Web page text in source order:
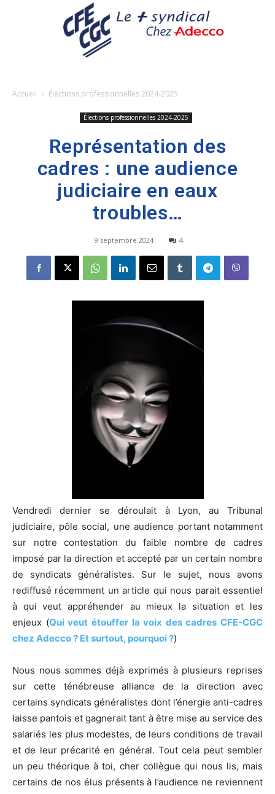
Accueil Élections professionnelles 2024-2025
Élections professionnelles 2024-2025
Représentation des
cadres : une audience
judiciaire en eaux
troubles…
9 septembre 2024 4
Vendredi dernier se déroulait à Lyon, au Tribunal
judiciaire, pôle social, une audience portant notamment
sur notre contestation du faible nombre de cadres
imposé par la direction et accepté par un certain nombre
de syndicats généralistes. Sur le sujet, nous avons
rediffusé récemment un article qui nous parait essentiel
à qui veut appréhender au mieux la situation et les
enjeux (Qui veut étouffer la voix des cadres CFE-CGC
chez Adecco ? Et surtout, pourquoi ?)
Nous nous sommes déjà exprimés à plusieurs reprises
sur cette ténébreuse alliance de la direction avec
certains syndicats généralistes dont l’énergie anti-cadres
laisse pantois et gagnerait tant à être mise au service des
salariés les plus modestes, de leurs conditions de travail
et de leur précarité en général. Tout cela peut sembler
un peu théorique à toi, cher collègue qui nous lis, mais
certains de nos élus présents à l’audience ne reviennent